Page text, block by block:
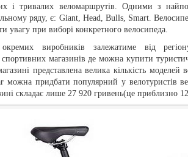
і тривалих веломаршрутів. Одними з
ряду, є: Giant, Head, Bulls, Smart.
увагу при виборі конкретного велосипеда.
окремих виробників залежатиме від
магазинів де можна купити
представлена велика кількість моделей
можна придбати популярний у велотуристів
складає лише 27 920 гривень(це приблизно